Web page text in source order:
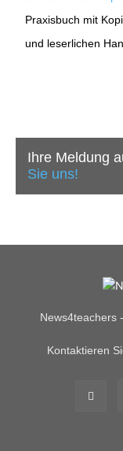
Praxisbuch mit
und leserlichen
Ihre Meldung
Sie uns!
News4teachers
Kontaktieren